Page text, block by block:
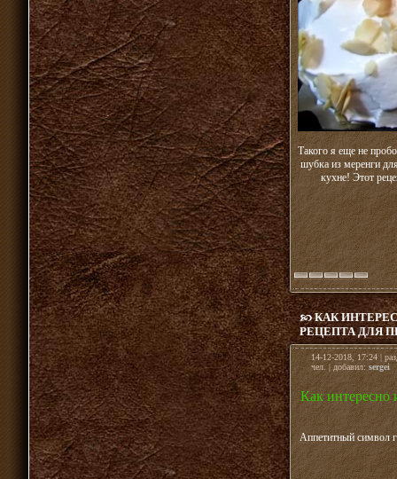
Такого я еще не
шубка из меренги
кухне! Этот
КАК
РЕЦЕПТА ДЛЯ
14-12-2018, 17:24 |
чел. | добавил: sergei
Как интересно
Аппетитный символ